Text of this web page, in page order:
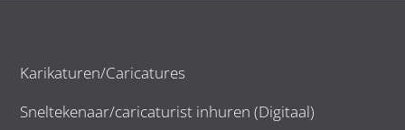
Karikaturen/Caricatures
Sneltekenaar/caricaturist inhuren (Digitaal)